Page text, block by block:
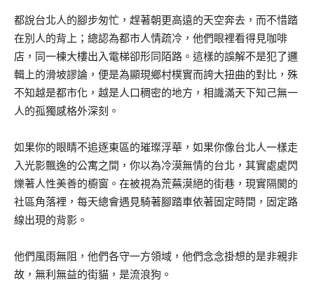
都說台北人的腳步匆忙，趕著朝更高遠的天空奔去，而不惜踏
在別人的背上；總認為都市人情疏冷，他們眼裡看得見咖啡
店，同一棟大樓出入電梯卻形同陌路。這樣的誤解不是犯了邏
輯上的滑坡謬論，便是為顯現鄉村樸實而誇大扭曲的對比，殊
不知越是都市化，越是人口稠密的地方，相識滿天下知己無一
人的孤獨感格外深刻。
如果你的眼睛不追逐東區的璀璨浮華，如果你像台北人一樣走
入光影飄逸的公寓之間，你以為冷漠無情的台北，其實處處閃
爍著人性美善的櫥窗。在被視為荒蕪漠絕的街巷，現實隔閡的
社區角落裡，每天總會遇見騎著腳踏車依著固定時間，固定路
線出現的背影。
他們風雨無阻，他們各守一方領域，他們念念掛想的是非親非
故，無利無益的街貓，是流浪狗。